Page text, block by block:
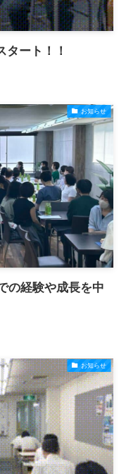
ート！！
お知らせ
の経験や成長を中
お知らせ